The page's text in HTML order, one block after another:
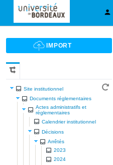
Site institutionnel
Documents réglementaires
Actes administratifs et
réglementaires
Calendrier institutionnel
Décisions
Arrêtés
2023
2024